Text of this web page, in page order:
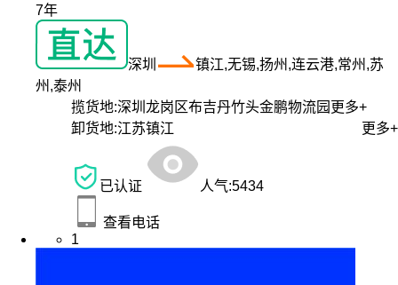
7年
深圳
镇江,无锡,扬州,连云港,常州,苏
州,泰州
揽货地:深圳龙岗区布吉丹竹头金鹏物流园 更多+
卸货地:江苏镇江 更多+
已认证 人气:5434
查看电话
1